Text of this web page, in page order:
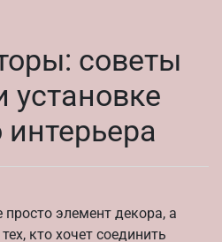
советы
установке
элемент декора, а
кто хочет соединить